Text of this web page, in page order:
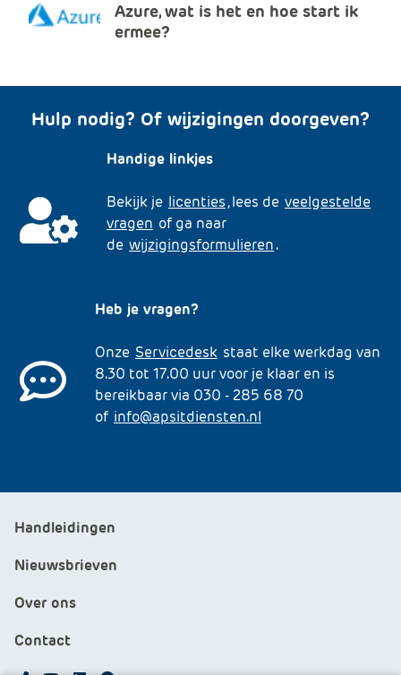
Azure, wat is het en hoe start ik
ermee?
Hulp nodig? Of wijzigingen doorgeven?
Handige linkjes
Bekijk je licenties, lees de veelgestelde
vragen of ga naar
de wijzigingsformulieren.
Heb je vragen?
Onze Servicedesk staat elke werkdag van
8.30 tot 17.00 uur voor je klaar en is
bereikbaar via 030 - 285 68 70
of info@apsitdiensten.nl
Handleidingen
Nieuwsbrieven
Over ons
Contact